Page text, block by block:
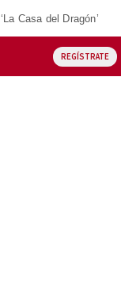
‘La Casa del Dragón’
REGÍSTRATE